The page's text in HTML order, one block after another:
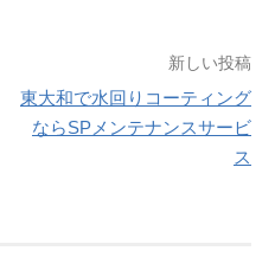
新しい投稿
東大和で水回りコーティング
ならSPメンテナンスサービ
ス